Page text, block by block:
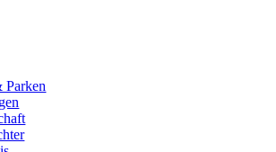
Parken